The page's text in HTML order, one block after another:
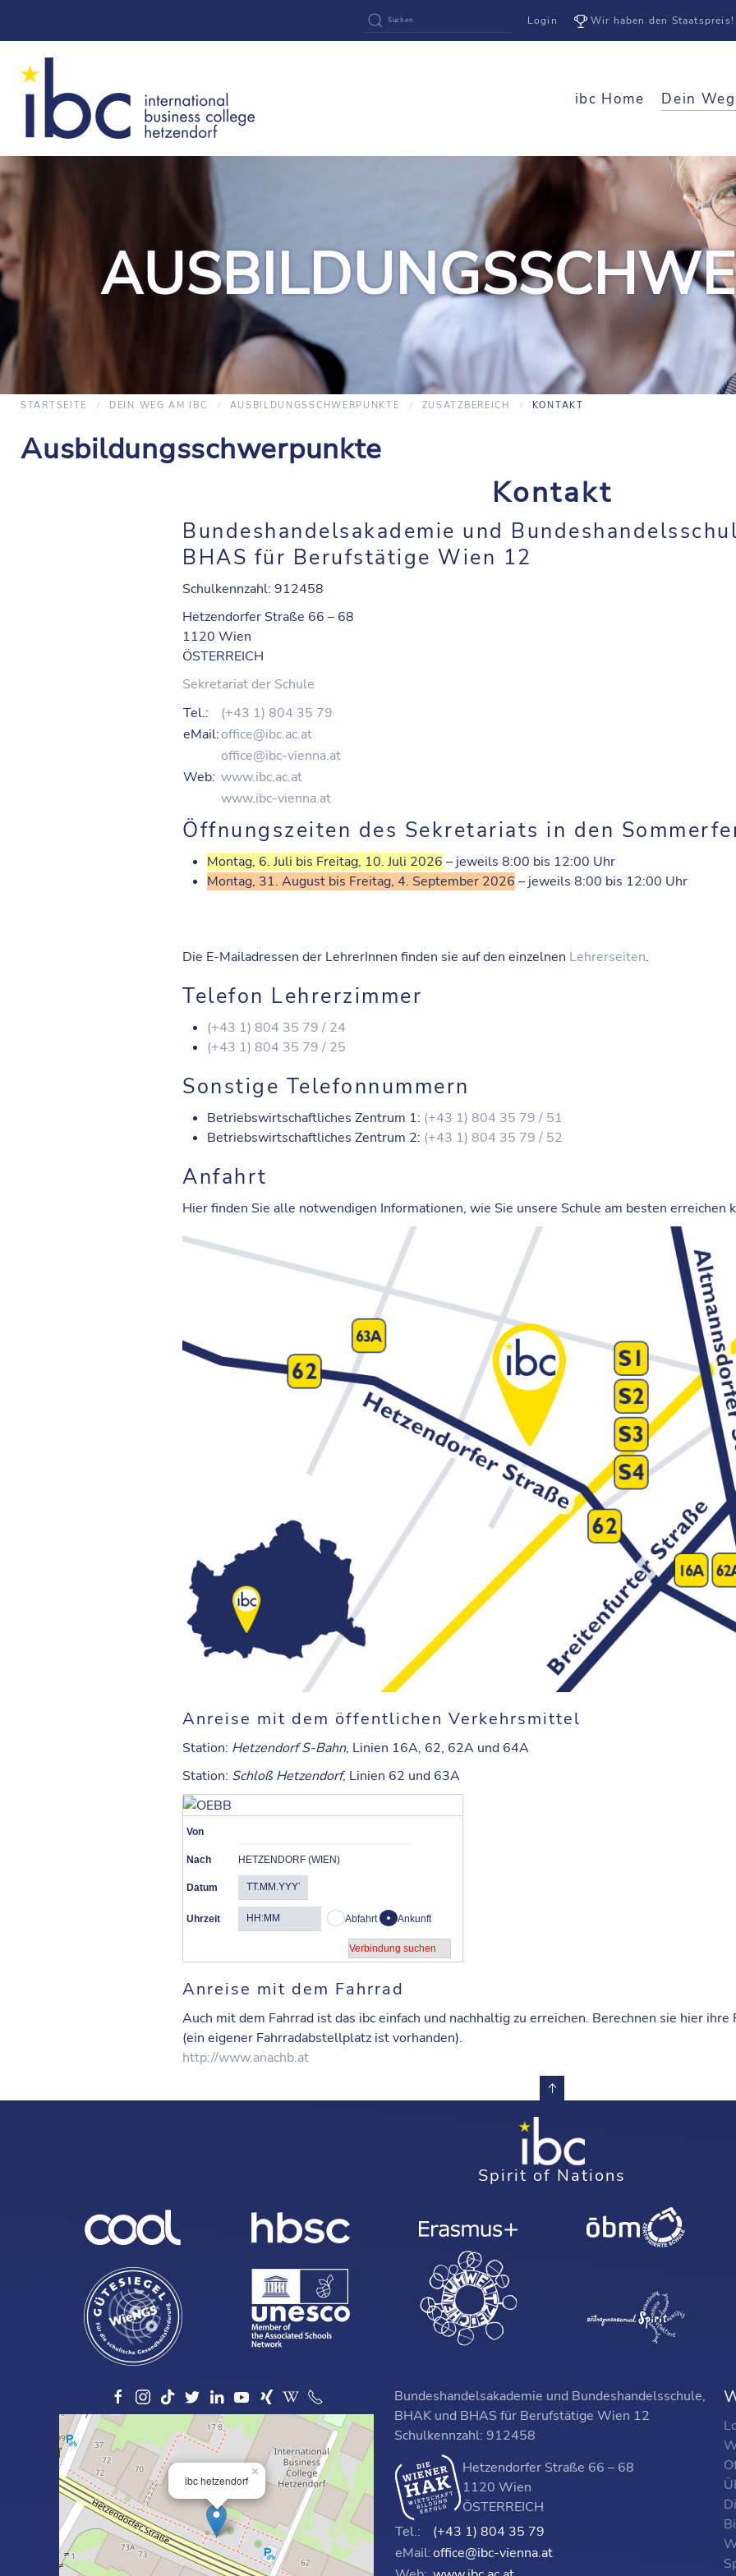
Login Wir haben den Staatspreis!
ibc Home Dein
STARTSEITE DEIN WEG AM IBC AUSBILDUNGSSCHWERPUNKTE ZUSATZBEREICH KONTAKT
Ausbildungsschwerpunkte
Kontakt
Bundeshandelsakademie und
BHAS für Berufstätige Wien 12
Schulkennzahl: 912458
Hetzendorfer Straße 66 – 68
1120 Wien
ÖSTERREICH
Sekretariat der Schule
Tel.:
(+43 1) 804 35 79
eMail:office@ibc.ac.at
office@ibc-vienna.at
Web: www.ibc.ac.at
www.ibc-vienna.at
Öffnungszeiten des Sekretariats in den
Montag, 6. Juli bis Freitag, 10. Juli 2026 – jeweils 8:00 bis 12:00 Uhr
Montag, 31. August bis Freitag, 4. September 2026 – jeweils 8:00 bis 12:00 Uhr
Die E-Mailadressen der LehrerInnen finden sie auf den einzelnen Lehrerseiten.
Telefon Lehrerzimmer
(+43 1) 804 35 79 / 24
(+43 1) 804 35 79 / 25
Sonstige Telefonnummern
Betriebswirtschaftliches Zentrum 1: (+43 1) 804 35 79 / 51
Betriebswirtschaftliches Zentrum 2: (+43 1) 804 35 79 / 52
Anfahrt
Hier finden Sie alle notwendigen Informationen, wie Sie unsere Schule am besten erreichen
Anreise mit dem öffentlichen Verkehrsmittel
Station: Hetzendorf S-Bahn, Linien 16A, 62, 62A und 64A
Station: Schloß Hetzendorf, Linien 62 und 63A
Von
Nach HETZENDORF (WIEN)
Datum
Uhrzeit Abfahrt Ankunft
Anreise mit dem Fahrrad
Auch mit dem Fahrrad ist das ibc einfach und nachhaltig zu erreichen. Berechnen sie hier
(ein eigener Fahrradabstellplatz ist vorhanden).
http://www.anachb.at
Spirit of Nations
ibc hetzendorf
×
Bundeshandelsakademie und Bundeshandelsschule,
BHAK und BHAS für Berufstätige Wien 12
Schulkennzahl: 912458
Hetzendorfer Straße 66 – 68
1120 Wien
ÖSTERREICH
Tel.:
(+43 1) 804 35 79
eMail:office@ibc-vienna.at